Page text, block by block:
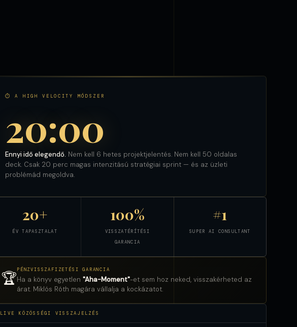
⏱ A HIGH VELOCITY MÓDSZER
20:00
Ennyi idő elegendő. Nem kell 6 hetes projektjelentés. Nem kell 50 oldalas
deck. Csak 20 perc magas intenzitású stratégiai sprint — és az üzleti
problémád megoldva.
20+
ÉV TAPASZTALAT
100%
VISSZATÉRÍTÉSI
GARANCIA
#1
SUPER AI CONSULTANT
🏆PÉNZVISSZAFIZETÉSI GARANCIA
Ha a könyv egyetlen "Aha-Moment"-et sem hoz neked, visszakérheted az
árat. Miklós Róth magára vállalja a kockázatot.
LIVE KÖZÖSSÉGI VISSZAJELZÉS